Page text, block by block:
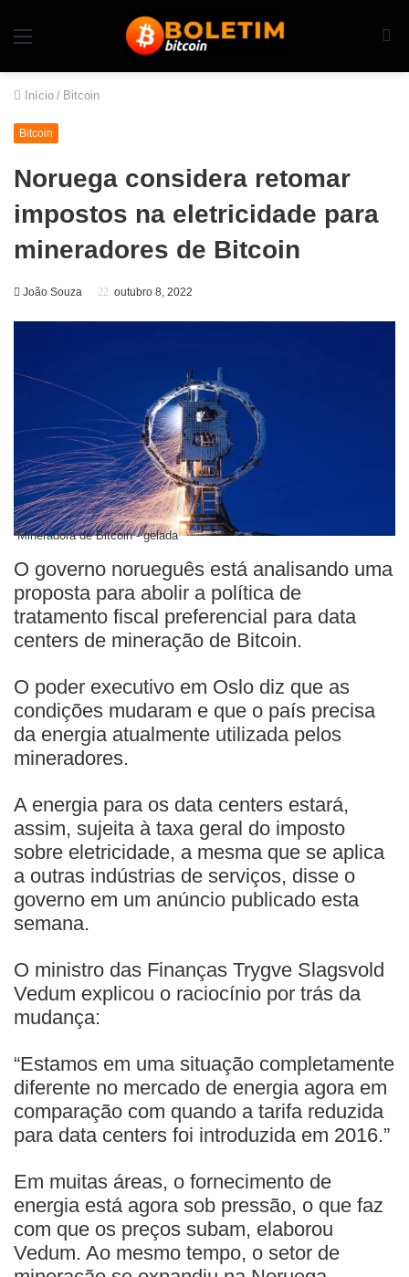
Início / Bitcoin
Bitcoin
Noruega considera retomar
impostos na eletricidade para
mineradores de Bitcoin
João Souza outubro 8, 2022
Mineradora de Bitcoin - gelada
O governo norueguês está analisando uma
proposta para abolir a política de
tratamento fiscal preferencial para data
centers de mineração de Bitcoin.
O poder executivo em Oslo diz que as
condições mudaram e que o país precisa
da energia atualmente utilizada pelos
mineradores.
A energia para os data centers estará,
assim, sujeita à taxa geral do imposto
sobre eletricidade, a mesma que se aplica
a outras indústrias de serviços, disse o
governo em um anúncio publicado esta
semana.
O ministro das Finanças Trygve Slagsvold
Vedum explicou o raciocínio por trás da
mudança:
“Estamos em uma situação completamente
diferente no mercado de energia agora em
comparação com quando a tarifa reduzida
para data centers foi introduzida em 2016.”
Em muitas áreas, o fornecimento de
energia está agora sob pressão, o que faz
com que os preços subam, elaborou
Vedum. Ao mesmo tempo, o setor de